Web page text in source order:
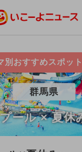
別おすすめスポッ
群馬県
プール × 夏休